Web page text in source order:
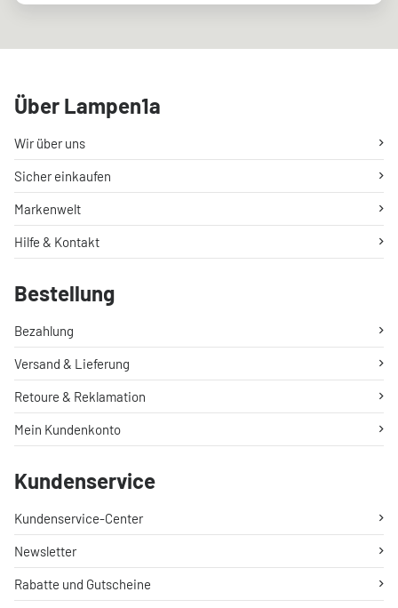
Über Lampen1a
Wir über uns
Sicher einkaufen
Markenwelt
Hilfe & Kontakt
Bestellung
Bezahlung
Versand & Lieferung
Retoure & Reklamation
Mein Kundenkonto
Kundenservice
Kundenservice-Center
Newsletter
Rabatte und Gutscheine